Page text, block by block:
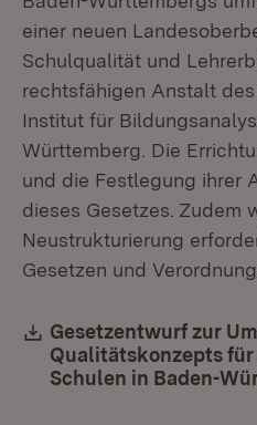
einer neuen
Schulqualität und
rechtsfähigen Anstalt
Institut für
Württemberg. Die
und die Festlegung ihrer
dieses Gesetzes. Zudem
Neustrukturierung
Gesetzen und
Download:
Gesetzentwurf zur
Qualitätskonzepts
Schulen in Baden-